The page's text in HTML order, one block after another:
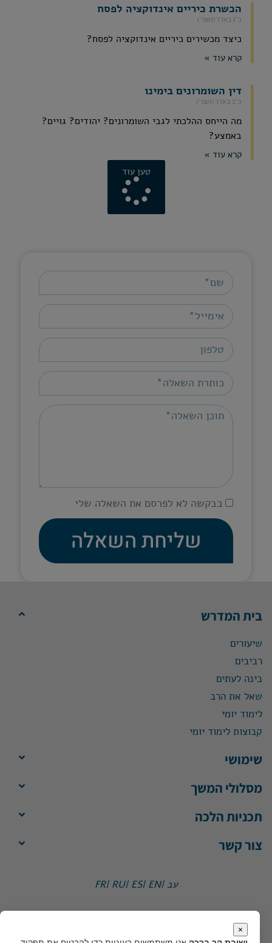
הכשרת כיריים אינדוקציה לפסח
כ״ג באדר תשפ״ו
כיצד מכשירים כיריים אינדוקציה לפסח?
קרא עוד »
דין השומרונים בימינו
כ״ב באדר תשפ״ו
מה הייחס ההלכתי לגבי השומרונים? יהודים? גויים?
באמצע?
קרא עוד »
טען עוד
בבקשה לא לפרסם את השאלה שלי
שליחת השאלה
בית המדרש
שיעורים
רביבים
בינה לעתים
שאל את הרב
לימוד יומי
קבוצות לימוד יומי
שימושי
מסלולי המשך
תכניות הלכה
צור קשר
עב |EN |
ES |
RU |
FR
×